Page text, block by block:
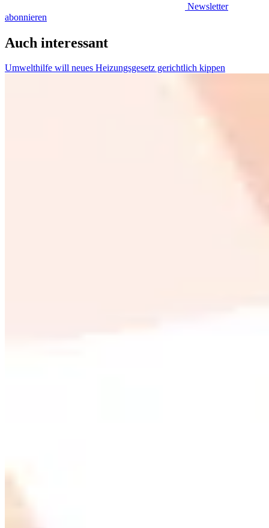
Newsletter
abonnieren
Auch interessant
Umwelthilfe will neues Heizungsgesetz gerichtlich kippen